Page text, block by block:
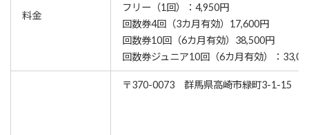
料金
フリー（1回）：4,950円
回数券4回（3カ月有効）17,600円
回数券10回（6カ月有効）38,500円
回数券ジュニア10回（6カ月有効）：
〒370-0073 群馬県高崎市緑町3-1-15